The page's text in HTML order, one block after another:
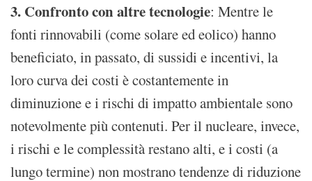
3. Confronto con altre tecnologie: Mentre le
fonti rinnovabili (come solare ed eolico) hanno
beneficiato, in passato, di sussidi e incentivi, la
loro curva dei costi è costantemente in
diminuzione e i rischi di impatto ambientale sono
notevolmente più contenuti. Per il nucleare, invece,
i rischi e le complessità restano alti, e i costi (a
lungo termine) non mostrano tendenze di riduzione